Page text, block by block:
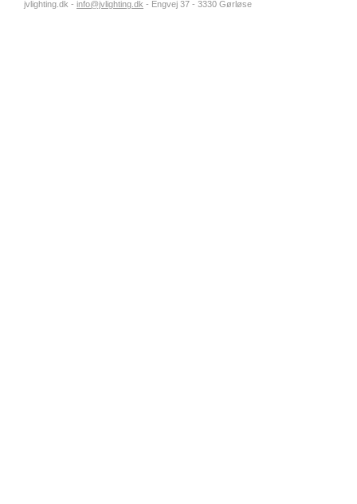
jvlighting.dk - info@jvlighting.dk - Engvej 37 - 3330 Gørløse